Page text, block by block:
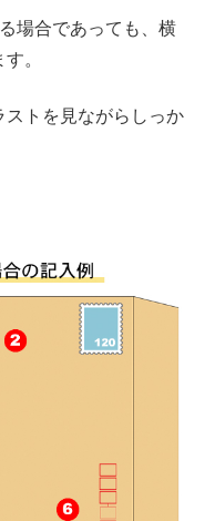
場合であっても、横
。
ストを見ながらしっか